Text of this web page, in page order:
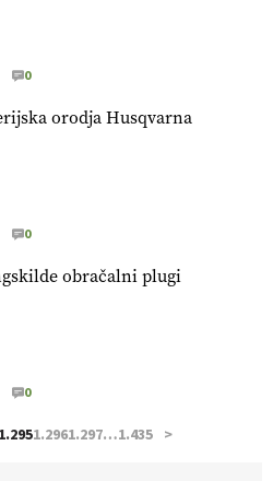
#imcap #cap #blog
Kakovostna ekološka semena in
#IMCAP #CAP
#IMCAP #CAP
0
orodja Husqvarna
0
obračalni plugi
0
1.2961.297…1.435 >